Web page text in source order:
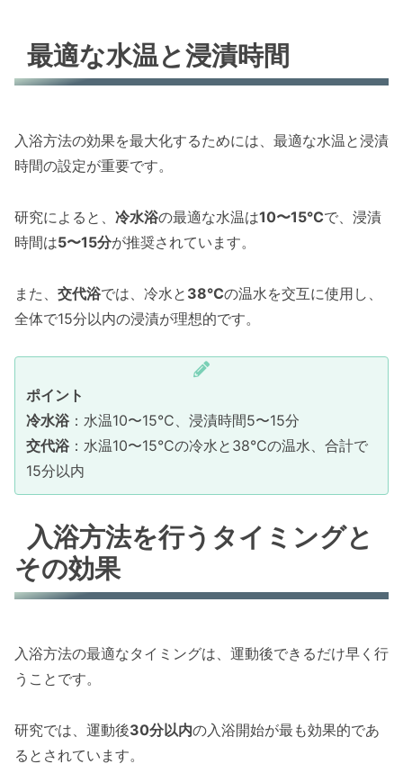
最適な水温と浸漬時間
入浴方法の効果を最大化するためには、最適な水温と浸漬
時間の設定が重要です。
研究によると、 冷水浴の最適な水温は10〜15°Cで、浸漬
時間は5〜15分が推奨されています。
また、 交代浴では、冷水と 38°Cの温水を交互に使用し、
全体で15分以内の浸漬が理想的です。
ポイント
冷水浴 ：水温10〜15°C、浸漬時間5〜15分
交代浴 ：水温10〜15°Cの冷水と38°Cの温水、合計で
15分以内
入浴方法を行うタイミングと
その効果
入浴方法の最適なタイミングは、運動後できるだけ早く行
うことです。
研究では、運動後30分以内の入浴開始が最も効果的であ
るとされています。